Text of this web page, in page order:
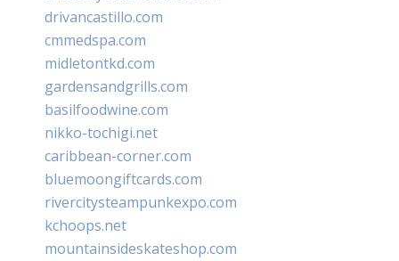
drivancastillo.com
cmmedspa.com
midletontkd.com
gardensandgrills.com
basilfoodwine.com
nikko-tochigi.net
caribbean-corner.com
bluemoongiftcards.com
rivercitysteampunkexpo.com
kchoops.net
mountainsideskateshop.com